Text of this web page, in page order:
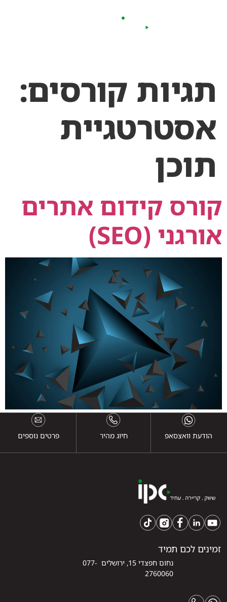
תגיות קורסים:
אסטרטגיית
תוכן
קורס קידום אתרים
אורגני (SEO)
הודעת וואצסאפ חיוג מהיר פרטים נוספים
זמינים לכם תמיד
נחום חפצדי 15, ירושלים 077-
2760060